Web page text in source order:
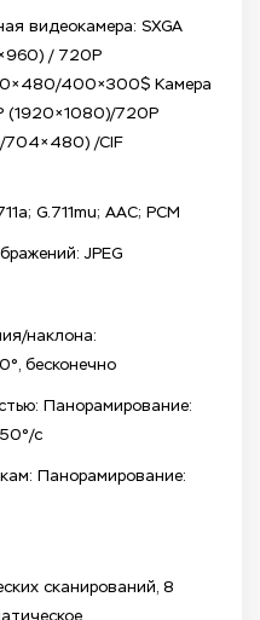
видеокамера: SXGA
/ 720P
400×300$ Камера
(1920×1080)/720P
704×480) /CIF
G.711mu; AAC; PCM
JPEG
наклона:
бесконечно
Панорамирование:
с
Панорамирование:
сканирований, 8